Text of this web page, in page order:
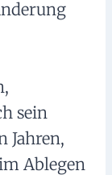
sein
Jahren,
Ablegen